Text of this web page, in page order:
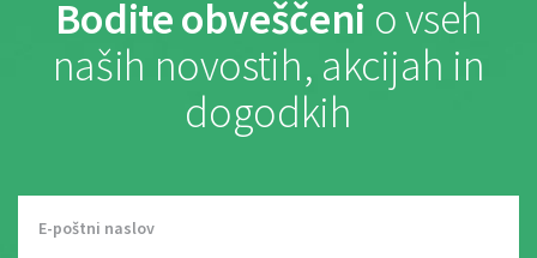
Bodite obveščeni o vseh
naših novostih, akcijah in
dogodkih